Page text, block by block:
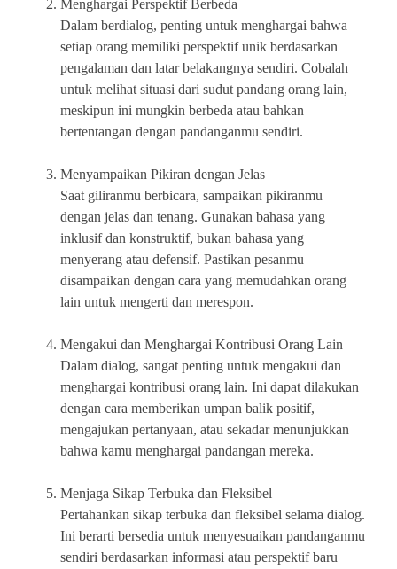
Menghargai Perspektif Berbeda
Dalam berdialog, penting untuk menghargai bahwa
setiap orang memiliki perspektif unik berdasarkan
pengalaman dan latar belakangnya sendiri. Cobalah
untuk melihat situasi dari sudut pandang orang lain,
meskipun ini mungkin berbeda atau bahkan
bertentangan dengan pandanganmu sendiri.
Menyampaikan Pikiran dengan Jelas
Saat giliranmu berbicara, sampaikan pikiranmu
dengan jelas dan tenang. Gunakan bahasa yang
inklusif dan konstruktif, bukan bahasa yang
menyerang atau defensif. Pastikan pesanmu
disampaikan dengan cara yang memudahkan orang
lain untuk mengerti dan merespon.
Mengakui dan Menghargai Kontribusi Orang Lain
Dalam dialog, sangat penting untuk mengakui dan
menghargai kontribusi orang lain. Ini dapat dilakukan
dengan cara memberikan umpan balik positif,
mengajukan pertanyaan, atau sekadar menunjukkan
bahwa kamu menghargai pandangan mereka.
Menjaga Sikap Terbuka dan Fleksibel
Pertahankan sikap terbuka dan fleksibel selama dialog.
Ini berarti bersedia untuk menyesuaikan pandanganmu
sendiri berdasarkan informasi atau perspektif baru